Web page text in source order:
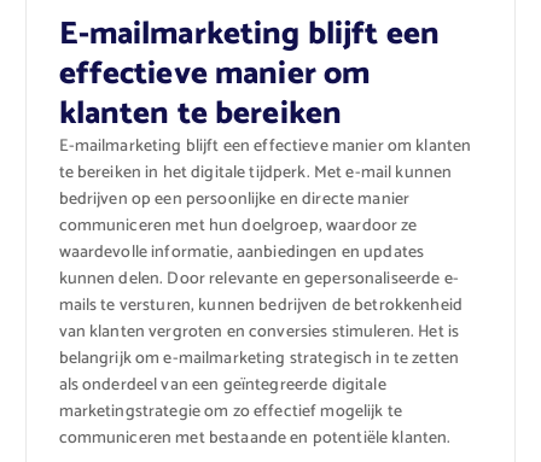
E-mailmarketing blijft een
effectieve manier om
klanten te bereiken
E-mailmarketing blijft een effectieve manier om klanten
te bereiken in het digitale tijdperk. Met e-mail kunnen
bedrijven op een persoonlijke en directe manier
communiceren met hun doelgroep, waardoor ze
waardevolle informatie, aanbiedingen en updates
kunnen delen. Door relevante en gepersonaliseerde e-
mails te versturen, kunnen bedrijven de betrokkenheid
van klanten vergroten en conversies stimuleren. Het is
belangrijk om e-mailmarketing strategisch in te zetten
als onderdeel van een geïntegreerde digitale
marketingstrategie om zo effectief mogelijk te
communiceren met bestaande en potentiële klanten.